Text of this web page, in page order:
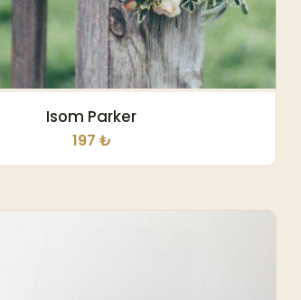
Isom Parker
197 ₺